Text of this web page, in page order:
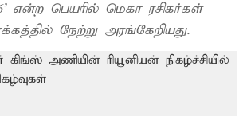
என்ற பெயரில் மெகா ரசிகர்கள்
நேற்று அரங்கேறியது.